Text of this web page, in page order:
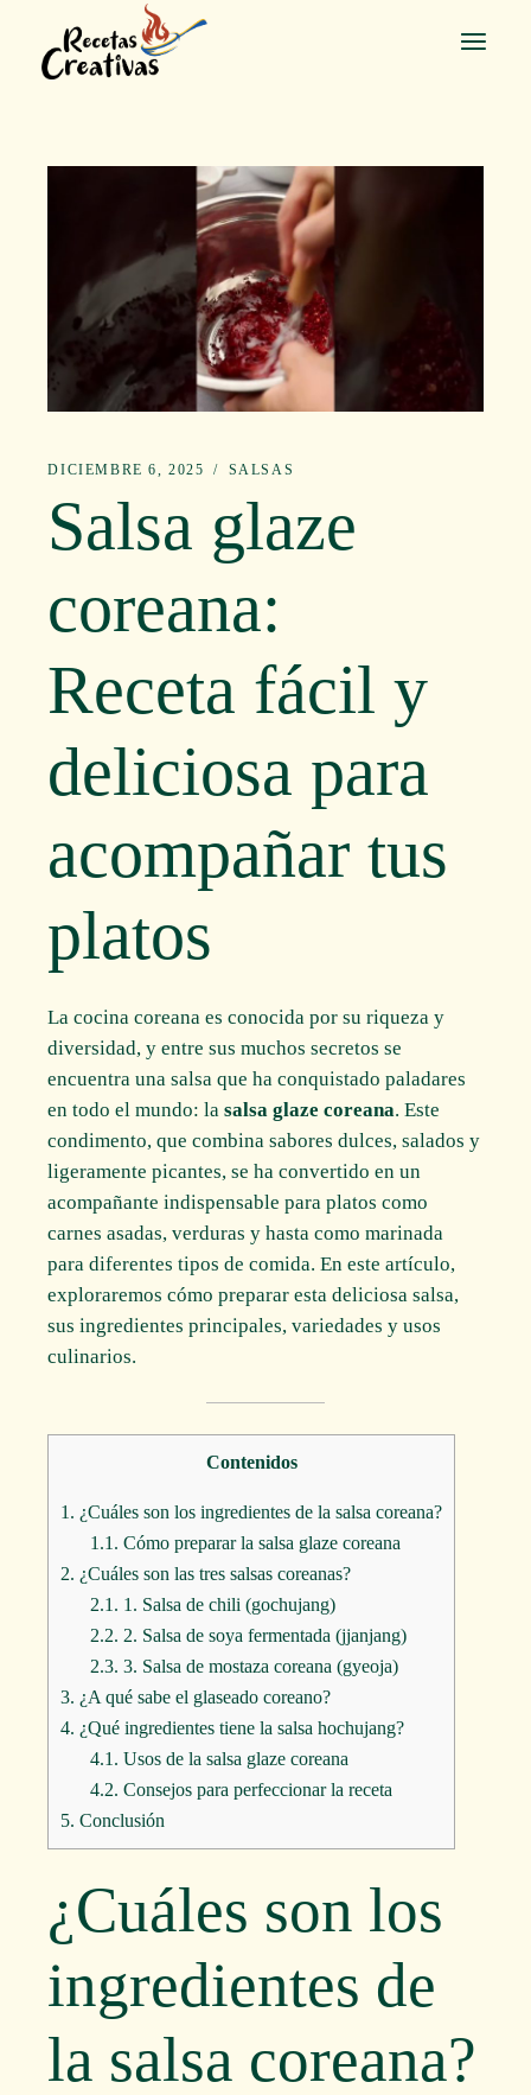
contenido
DICIEMBRE 6, 2025 SALSAS
Salsa glaze
coreana:
Receta fácil y
deliciosa para
acompañar tus
platos
La cocina coreana es conocida por su riqueza y
diversidad, y entre sus muchos secretos se
encuentra una salsa que ha conquistado paladares
en todo el mundo: lasalsa glaze coreana. Este
condimento, que combina sabores dulces, salados y
ligeramente picantes, se ha convertido en un
acompañante indispensable para platos como
carnes asadas, verduras y hasta como marinada
para diferentes tipos de comida. En este artículo,
exploraremos cómo preparar esta deliciosa salsa,
sus ingredientes principales, variedades y usos
culinarios.
Contenidos
1. ¿Cuáles son los ingredientes de la salsa coreana?
1.1. Cómo preparar la salsa glaze coreana
2. ¿Cuáles son las tres salsas coreanas?
2.1. 1. Salsa de chili (gochujang)
2.2. 2. Salsa de soya fermentada (jjanjang)
2.3. 3. Salsa de mostaza coreana (gyeoja)
3. ¿A qué sabe el glaseado coreano?
4. ¿Qué ingredientes tiene la salsa hochujang?
4.1. Usos de la salsa glaze coreana
4.2. Consejos para perfeccionar la receta
5. Conclusión
¿Cuáles son los
ingredientes de
la salsa coreana?